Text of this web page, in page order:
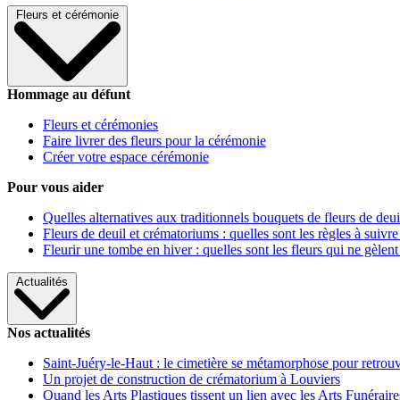
Fleurs et cérémonie
Hommage au défunt
Fleurs et cérémonies
Faire livrer des fleurs pour la cérémonie
Créer votre espace cérémonie
Pour vous aider
Quelles alternatives aux traditionnels bouquets de fleurs de
Fleurs de deuil et crématoriums : quelles sont les règles à
Fleurir une tombe en hiver : quelles sont les fleurs qui ne gèlent
Actualités
Nos actualités
Saint-Juéry-le-Haut : le cimetière se métamorphose pour
Un projet de construction de crématorium à Louviers
Quand les Arts Plastiques tissent un lien avec les Arts